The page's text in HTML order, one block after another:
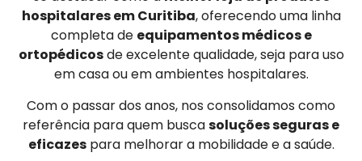
hospitalares em Curitiba, oferecendo uma linha
completa de equipamentos médicos e
ortopédicosde excelente qualidade, seja para uso
em casa ou em ambientes hospitalares.
Com o passar dos anos, nos consolidamos como
referência para quem buscasoluções seguras e
eficazespara melhorar a mobilidade e a saúde.